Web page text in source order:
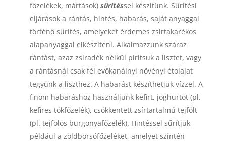
főzelékek, mártások) sűrítéssel készítünk. Sűrítési
eljárások a rántás, hintés, habarás, saját anyaggal
történő sűrítés, amelyeket érdemes zsírtakarékos
alapanyaggal elkészíteni. Alkalmazzunk száraz
rántást, azaz zsiradék nélkül pirítsuk a lisztet, vagy
a rántásnál csak fél evőkanálnyi növényi étolajat
tegyünk a liszthez. A habarást készíthetjük vízzel. A
finom habaráshoz használjunk kefirt, joghurtot (pl.
kefires tökfőzelék), csökkentett zsírtartalmú tejfölt
(pl. tejfölös burgonyafőzelék). Hintéssel sűrítjük
például a zöldborsófőzeléket, amelyet szintén